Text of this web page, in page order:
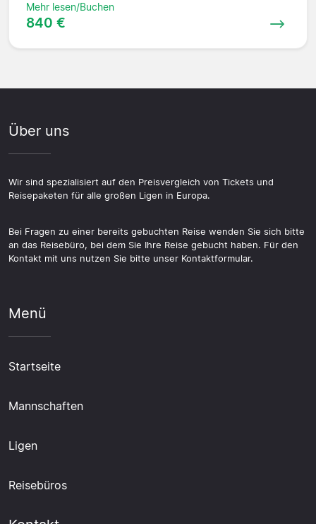
Mehr lesen/Buchen
840 €
Über uns
Wir sind spezialisiert auf den Preisvergleich von Tickets und
Reisepaketen für alle großen Ligen in Europa.
Bei Fragen zu einer bereits gebuchten Reise wenden Sie sich bitte
an das Reisebüro, bei dem Sie Ihre Reise gebucht haben. Für den
Kontakt mit uns nutzen Sie bitte unser Kontaktformular.
Menü
Startseite
Mannschaften
Ligen
Reisebüros